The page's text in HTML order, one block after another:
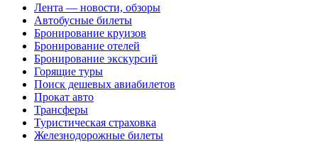
Лента — новости, обзоры
Автобусные билеты
Бронирование круизов
Бронирование отелей
Бронирование экскурсий
Горящие туры
Поиск дешевых авиабилетов
Прокат авто
Трансферы
Туристическая страховка
Железнодорожные билеты